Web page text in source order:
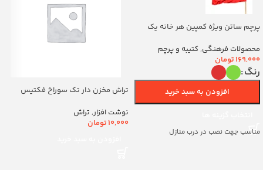
پرچم ساتن ویژه کمپین هر خانه یک
(700263)vمحصولات فرهنگی, کتیبه و پرچم
169,000تومان
رنگ
افزودن به سبد خرید
مناسب جهت نصب در درب منازل
تراش مخزن دار تک سوراخ فکتیس
نوشت افزار, تراش
10,000تومان